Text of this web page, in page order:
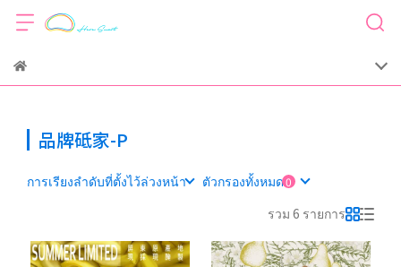
品牌砥家-P
การเรียงลำดับที่ตั้งไว้ล่วงหน้า
ตัวกรองทั้งหมด
รวม 6 รายการ